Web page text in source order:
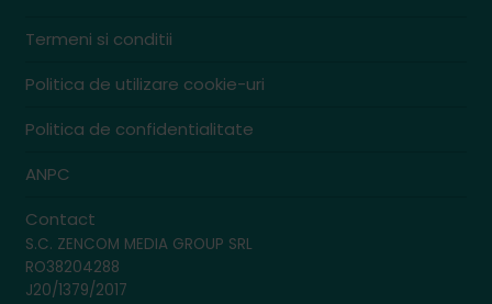
Termeni si conditii
Politica de utilizare cookie-uri
Politica de confidentialitate
ANPC
Contact
S.C. ZENCOM MEDIA GROUP SRL
RO38204288
J20/1379/2017